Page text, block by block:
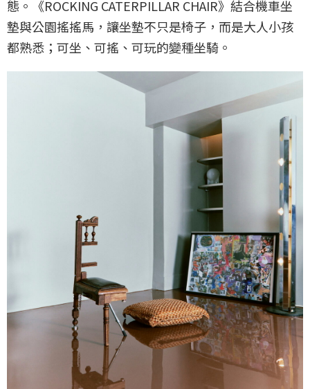
態。《ROCKING CATERPILLAR CHAIR》結合機車坐
墊與公園搖搖馬，讓坐墊不只是椅子，而是大人小孩
都熟悉；可坐、可搖、可玩的變種坐騎。